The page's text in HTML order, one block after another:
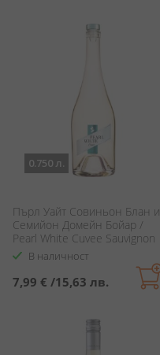
0.750 л.
Пърл Уайт Совиньон Блан и
Семийон Домейн Бойар /
Pearl White Cuvee Sauvignon
Blanc & Semillon Domaine
Boyar
В наличност
7,99 € /15,63 лв.